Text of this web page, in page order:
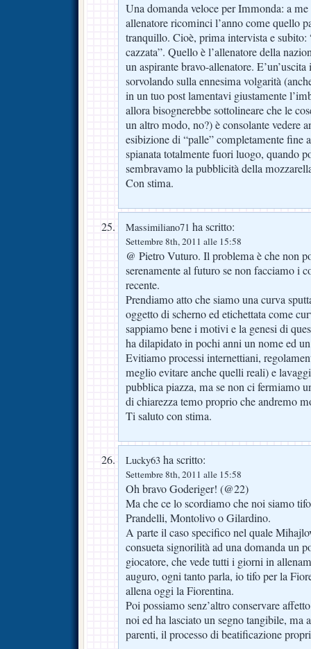
Una domanda veloce per Immonda: a
allenatore ricominci l’anno come quello
tranquillo. Cioè, prima intervista e subito:
cazzata”. Quello è l’allenatore della
un aspirante bravo-allenatore.
sorvolando sulla ennesima volgarità
in un tuo post lamentavi giustamente
allora bisognerebbe sottolineare che le
un altro modo, no?) è consolante vedere
esibizione di “palle” completamente fine
spianata totalmente fuori luogo, quando
sembravamo la pubblicità della
Con stima.
Massimiliano71 ha scritto:
Settembre 8th, 2011 alle 15:58
@ Pietro Vuturo. Il problema è che non
serenamente al futuro se non facciamo i
recente.
Prendiamo atto che siamo una curva
oggetto di scherno ed etichettata come
sappiamo bene i motivi e la genesi di
ha dilapidato in pochi anni un nome ed
Evitiamo processi internettiani,
meglio evitare anche quelli reali) e
pubblica piazza, ma se non ci fermiamo
di chiarezza temo proprio che andremo
Ti saluto con stima.
Lucky63 ha scritto:
Settembre 8th, 2011 alle 15:58
Oh bravo Goderiger! (@22)
Ma che ce lo scordiamo che noi siamo
Prandelli, Montolivo o Gilardino.
A parte il caso specifico nel quale
consueta signorilità ad una domanda un
giocatore, che vede tutti i giorni in
auguro, ogni tanto parla, io tifo per la
allena oggi la Fiorentina.
Poi possiamo senz’altro conservare
noi ed ha lasciato un segno tangibile, ma
parenti, il processo di beatificazione